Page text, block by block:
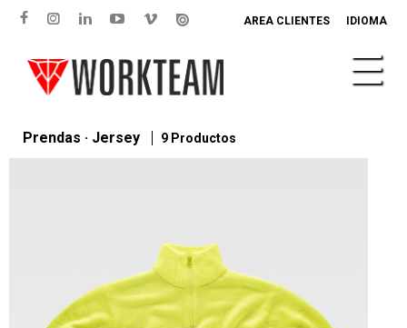
AREA CLIENTES IDIOMA
Prendas · Jersey 9 Productos